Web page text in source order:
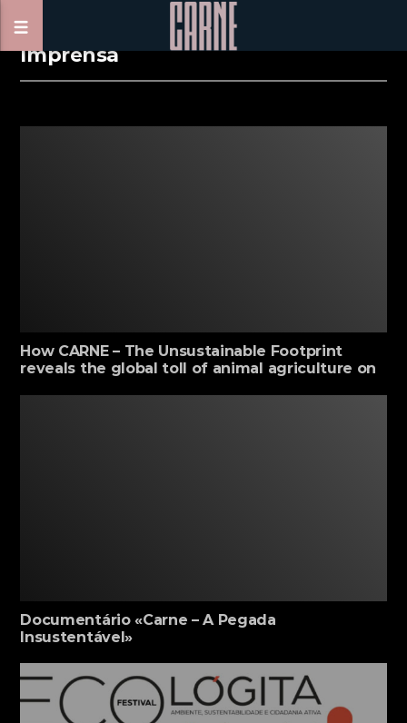
Imprensa
How CARNE – The Unsustainable Footprint
reveals the global toll of animal agriculture on
Documentário «Carne – A Pegada
Insustentável»